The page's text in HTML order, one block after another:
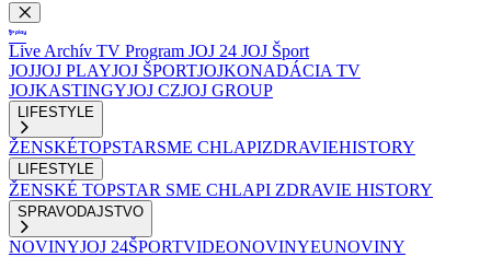
Live Archív TV Program JOJ 24 JOJ Šport
JOJJOJ PLAYJOJ ŠPORTJOJKONADÁCIA TV
JOJKASTINGYJOJ CZJOJ GROUP
LIFESTYLE
ŽENSKÉTOPSTARSME CHLAPIZDRAVIEHISTORY
LIFESTYLE
ŽENSKÉ TOPSTAR SME CHLAPI ZDRAVIE HISTORY
SPRAVODAJSTVO
NOVINYJOJ 24ŠPORTVIDEONOVINYEUNOVINY